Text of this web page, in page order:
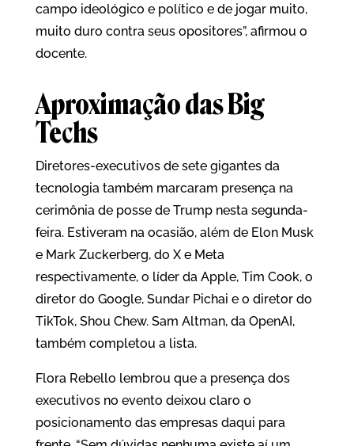
campo ideológico e político e de jogar muito,
muito duro contra seus opositores”, afirmou o
docente.
Aproximação das Big
Techs
Diretores-executivos de sete gigantes da
tecnologia também marcaram presença na
cerimônia de posse de Trump nesta segunda-
feira. Estiveram na ocasião, além de Elon Musk
e Mark Zuckerberg, do X e Meta
respectivamente, o líder da Apple, Tim Cook, o
diretor do Google, Sundar Pichai e o diretor do
TikTok, Shou Chew. Sam Altman, da OpenAI,
também completou a lista.
Flora Rebello lembrou que a presença dos
executivos no evento deixou claro o
posicionamento das empresas daqui para